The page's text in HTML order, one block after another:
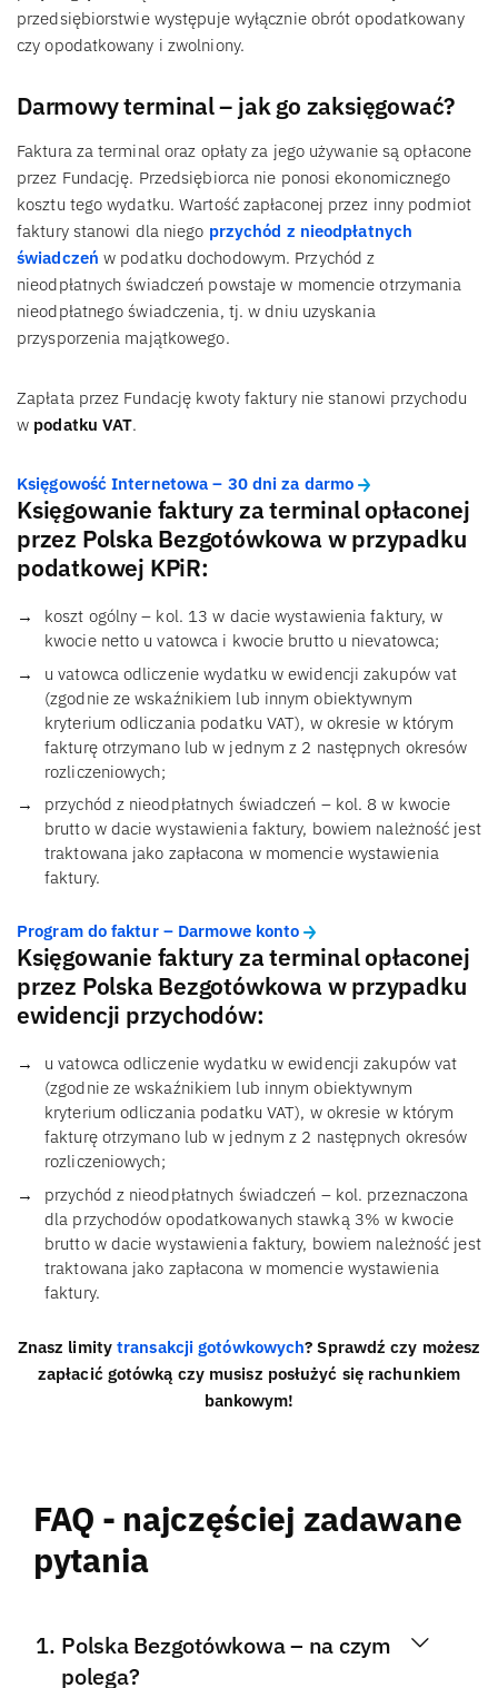
przedsiębiorstwie występuje wyłącznie obrót opodatkowany
czy opodatkowany i zwolniony.
Darmowy terminal – jak go zaksięgować?
Faktura za terminal oraz opłaty za jego używanie są opłacone
przez Fundację. Przedsiębiorca nie ponosi ekonomicznego
kosztu tego wydatku. Wartość zapłaconej przez inny podmiot
faktury stanowi dla niego przychód z nieodpłatnych
świadczeń w podatku dochodowym. Przychód z
nieodpłatnych świadczeń powstaje w momencie otrzymania
nieodpłatnego świadczenia, tj. w dniu uzyskania
przysporzenia majątkowego.
Zapłata przez Fundację kwoty faktury nie stanowi przychodu
w podatku VAT.
Księgowość Internetowa – 30 dni za darmo
Księgowanie faktury za terminal opłaconej
przez Polska Bezgotówkowa w przypadku
podatkowej KPiR:
koszt ogólny – kol. 13 w dacie wystawienia faktury, w
kwocie netto u vatowca i kwocie brutto u nievatowca;
u vatowca odliczenie wydatku w ewidencji zakupów vat
(zgodnie ze wskaźnikiem lub innym obiektywnym
kryterium odliczania podatku VAT), w okresie w którym
fakturę otrzymano lub w jednym z 2 następnych okresów
rozliczeniowych;
przychód z nieodpłatnych świadczeń – kol. 8 w kwocie
brutto w dacie wystawienia faktury, bowiem należność jest
traktowana jako zapłacona w momencie wystawienia
faktury.
Program do faktur – Darmowe konto
Księgowanie faktury za terminal opłaconej
przez Polska Bezgotówkowa w przypadku
ewidencji przychodów:
u vatowca odliczenie wydatku w ewidencji zakupów vat
(zgodnie ze wskaźnikiem lub innym obiektywnym
kryterium odliczania podatku VAT), w okresie w którym
fakturę otrzymano lub w jednym z 2 następnych okresów
rozliczeniowych;
przychód z nieodpłatnych świadczeń – kol. przeznaczona
dla przychodów opodatkowanych stawką 3% w kwocie
brutto w dacie wystawienia faktury, bowiem należność jest
traktowana jako zapłacona w momencie wystawienia
faktury.
Znasz limitytransakcji gotówkowych? Sprawdź czy możesz
zapłacić gotówką czy musisz posłużyć się rachunkiem
bankowym!
FAQ - najczęściej zadawane
pytania
Polska Bezgotówkowa – na czym
polega?